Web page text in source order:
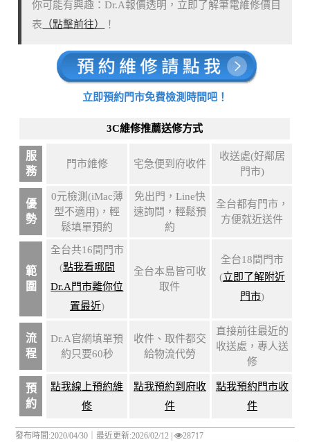
你可能有興趣：Dr.A報價透明，立即了解筆電維修價目
表 （點擊前往） ！
立即預約門市免費檢測時間吧！
3C維修推薦送修方式
服
務
門市維修 宅急便到府收件
收送處(好鄰居
門市)
優
勢
0元檢測(iMac薄
型不適用)，輕
鬆填單預約
免出門，Line快
速詢問，輕鬆預
約
全台都有門市，
方便就近送件
範
圍
全台共16間門市
(點我看哪間
Dr.A門市離你位
置最近)
全台本島皆可收
取件
全台18間門市
(立即了解附近
門市)
流
程
Dr.A官網填單預
約只要60秒
收件、取件都交
給物流代勞
直接前往最近的
收送處，專人送
修
預
約
點我線上預約維
修
點我預約到府收
件
點我預約門市收
件
發布時間:2020/04/30｜最近更新:2026/02/12 | 28717